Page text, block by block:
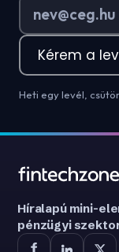
Kérem a
Heti egy levél,
Híralapú mini-
pénzügyi